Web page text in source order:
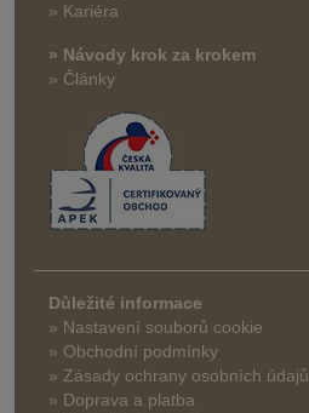
» Kariéra
» Návody krok za krokem
» Články
Důležité informace
» Nastavení souborů cookie
» Obchodní podmínky
» Zásady ochrany osobních údajů
» Doprava a platba